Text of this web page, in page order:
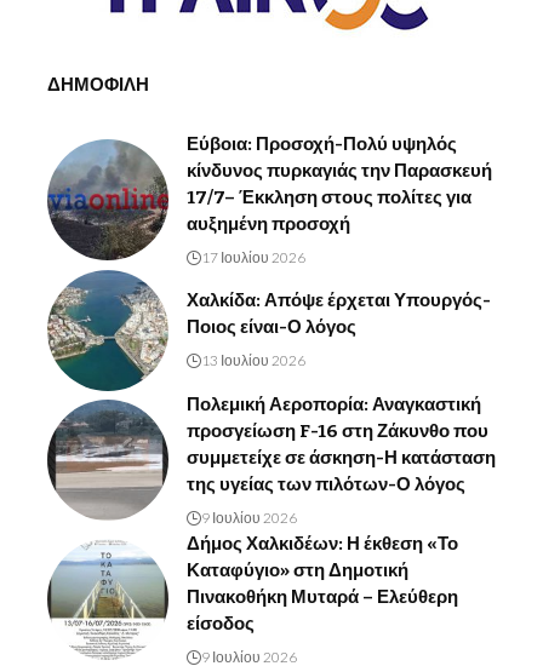
ΔΗΜΟΦΙΛΗ
Εύβοια: Προσοχή-Πολύ υψηλός
κίνδυνος πυρκαγιάς την Παρασκευή
17/7– Έκκληση στους πολίτες για
αυξημένη προσοχή
17 Ιουλίου 2026
Χαλκίδα: Απόψε έρχεται Υπουργός-
Ποιος είναι-Ο λόγος
13 Ιουλίου 2026
Πολεμική Αεροπορία: Αναγκαστική
προσγείωση F-16 στη Ζάκυνθο που
συμμετείχε σε άσκηση-Η κατάσταση
της υγείας των πιλότων-Ο λόγος
9 Ιουλίου 2026
Δήμος Χαλκιδέων: Η έκθεση «Το
Καταφύγιο» στη Δημοτική
Πινακοθήκη Μυταρά – Ελεύθερη
είσοδος
9 Ιουλίου 2026